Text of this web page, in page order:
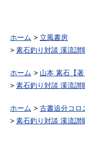
ホーム
立風書房
素石釣り対談 溪流讃
ホーム
山本 素石【著
素石釣り対談 溪流讃
ホーム
古書追分コロ
素石釣り対談 溪流讃